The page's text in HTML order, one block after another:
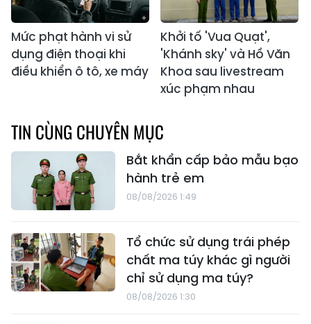
Mức phạt hành vi sử
dụng điện thoại khi
điều khiển ô tô, xe máy
Khởi tố 'Vua Quạt',
'Khánh sky' và Hồ Văn
Khoa sau livestream
xúc phạm nhau
TIN CÙNG CHUYÊN MỤC
Bắt khẩn cấp bảo mẫu bạo
hành trẻ em
08/08/2026 1:49
Tổ chức sử dụng trái phép
chất ma túy khác gì người
chỉ sử dụng ma túy?
08/08/2026 1:30